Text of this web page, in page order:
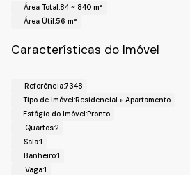
- Playground
Fale com a Fiveh Soluções Imobiliárias !!!
Área Total:84 ~ 840 m²
Área Útil:56 m²
Características do Imóvel
Referência:7348
Tipo de Imóvel:Residencial » Apartamento
Estágio do Imóvel:Pronto
Quartos:2
Sala:1
Banheiro:1
Vaga:1